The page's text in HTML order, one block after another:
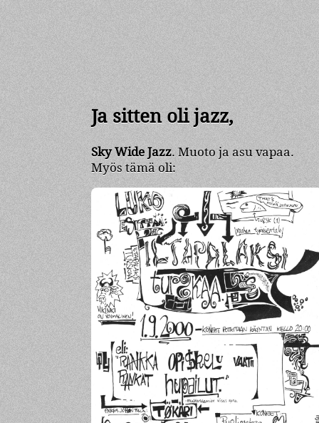
Ja sitten oli jazz,
Sky Wide Jazz. Muoto ja asu vapaa.
Myös tämä oli: